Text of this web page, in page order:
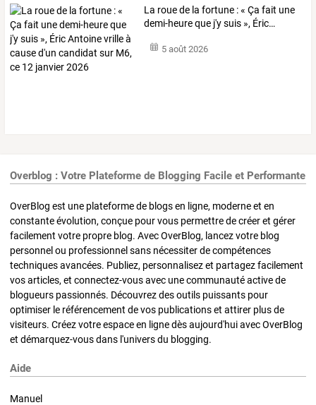
La rouede la fortune :« Ça fait une
demi-heureque j'ysuis », Éric…
5 août 2026
Overblog : Votre Plateforme de Blogging Facile et Performante
OverBlog est une plateforme de blogs en ligne, moderne et en
constante évolution, conçue pour vous permettre de créer et gérer
facilement votre propre blog. Avec OverBlog, lancez votre blog
personnel ou professionnel sans nécessiter de compétences
techniques avancées. Publiez, personnalisez et partagez facilement
vos articles, et connectez-vous avec une communauté active de
blogueurs passionnés. Découvrez des outils puissants pour
optimiser le référencement de vos publications et attirer plus de
visiteurs. Créez votre espace en ligne dès aujourd'hui avec OverBlog
et démarquez-vous dans l'univers du blogging.
Aide
Manuel